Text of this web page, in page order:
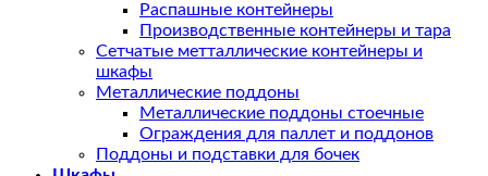
Распашные контейнеры
Производственные контейнеры и тара
Сетчатые метталлические контейнеры и
шкафы
Металлические поддоны
Металлические поддоны стоечные
Ограждения для паллет и поддонов
Поддоны и подставки для бочек